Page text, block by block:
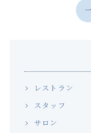
レストラン
スタッフ
サロン